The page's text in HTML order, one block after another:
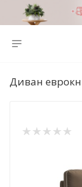
Диван